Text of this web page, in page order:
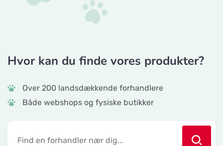
Hvor kan du finde vores produkter?
Over 200 landsdækkende forhandlere
Både webshops og fysiske butikker